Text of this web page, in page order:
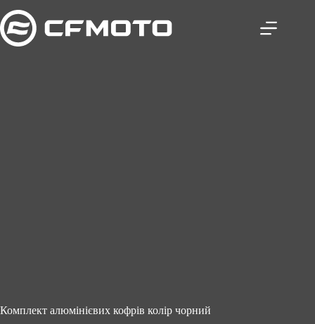
до
вмісту
Комплект алюмінієвих кофрів колір чорний